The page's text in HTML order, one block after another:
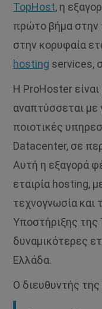
TopHost, η
πρώτο βήμα στην
στην κορυφαία
hosting services,
Η ProHoster είναι
αναπτύσσεται με
ποιοτικές
Datacenter, σε
Αυτή η εξαγορά
εταιρία hosting,
τεχνογνωσία και
Υποστήριξης της
δυναμικότερες
Ελλάδα.
Ο διευθυντής της